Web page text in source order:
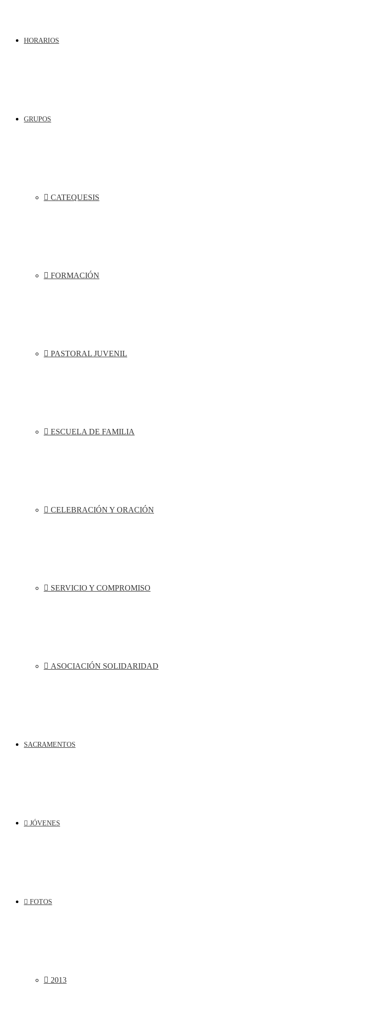
HORARIOS
GRUPOS
CATEQUESIS
FORMACIÓN
PASTORAL JUVENIL
ESCUELA DE FAMILIA
CELEBRACIÓN Y ORACIÓN
SERVICIO Y COMPROMISO
ASOCIACIÓN SOLIDARIDAD
SACRAMENTOS
JÓVENES
FOTOS
2013